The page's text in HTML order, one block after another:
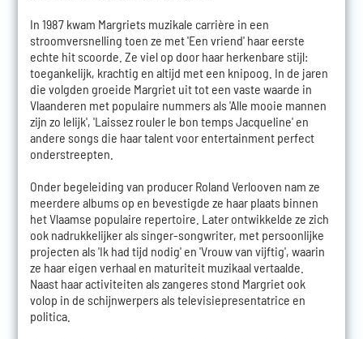
In 1987 kwam Margriets muzikale carrière in een
stroomversnelling toen ze met 'Een vriend' haar eerste
echte hit scoorde. Ze viel op door haar herkenbare stijl:
toegankelijk, krachtig en altijd met een knipoog. In de jaren
die volgden groeide Margriet uit tot een vaste waarde in
Vlaanderen met populaire nummers als 'Alle mooie mannen
zijn zo lelijk', 'Laissez rouler le bon temps Jacqueline' en
andere songs die haar talent voor entertainment perfect
onderstreepten.
Onder begeleiding van producer Roland Verlooven nam ze
meerdere albums op en bevestigde ze haar plaats binnen
het Vlaamse populaire repertoire. Later ontwikkelde ze zich
ook nadrukkelijker als singer-songwriter, met persoonlijke
projecten als 'Ik had tijd nodig' en 'Vrouw van vijftig', waarin
ze haar eigen verhaal en maturiteit muzikaal vertaalde.
Naast haar activiteiten als zangeres stond Margriet ook
volop in de schijnwerpers als televisiepresentatrice en
politica.